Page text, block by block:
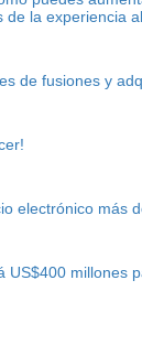
de la experiencia
de fusiones y
electrónico más
US$400 millones